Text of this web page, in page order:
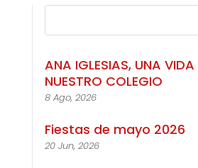
ANA IGLESIAS, UNA
NUESTRO COLEGIO
8 Ago, 2026
Fiestas de mayo 2026
20 Jun, 2026